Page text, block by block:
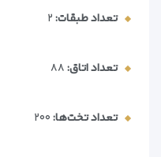
متفاوت را برای
امکاناتی مانند
نیز دارای بالکن
متنوع از غذاهای
تعداد طبقات:۲
تعداد اتاق:۸۸
تعداد تخت‌ها:۲۰۰